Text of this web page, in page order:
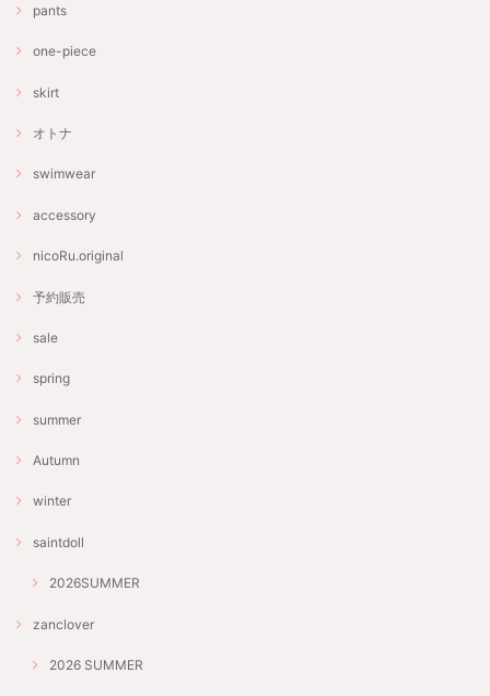
pants
one-piece
skirt
オトナ
swimwear
accessory
nicoRu.original
予約販売
sale
spring
summer
Autumn
winter
saintdoll
2026SUMMER
zanclover
2026 SUMMER